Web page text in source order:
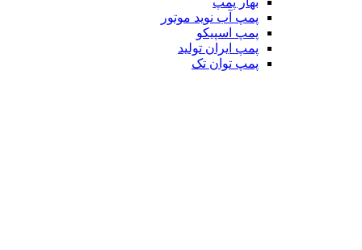
پمپ آب نوید موتور
پمپ اسپیکو
پمپ ایران تولید
پمپ توان تک